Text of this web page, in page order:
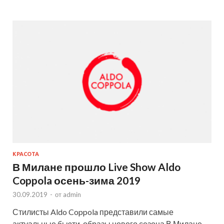
КРАСОТА
В Милане прошло Live Show Aldo
Coppola осень-зима 2019
30.09.2019 - от admin
Стилисты Aldo Coppola представили самые